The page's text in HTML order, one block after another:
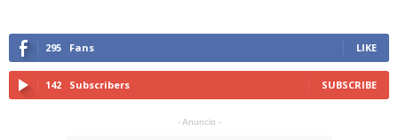
295 Fans LIKE
142 Subscribers SUBSCRIBE
- Anuncio -